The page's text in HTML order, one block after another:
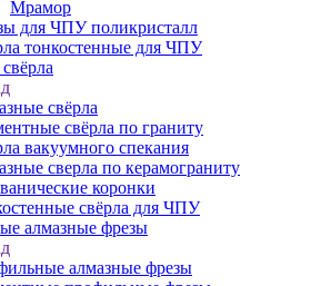
Мрамор
для ЧПУ поликристалл
тонкостенные для ЧПУ
свёрла
свёрла по граниту
вакуумного спекания
сверла по керамограниту
коронки
свёрла для ЧПУ
алмазные фрезы
алмазные фрезы